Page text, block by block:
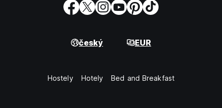
český EUR
Hostely Hotely Bed and Breakfast